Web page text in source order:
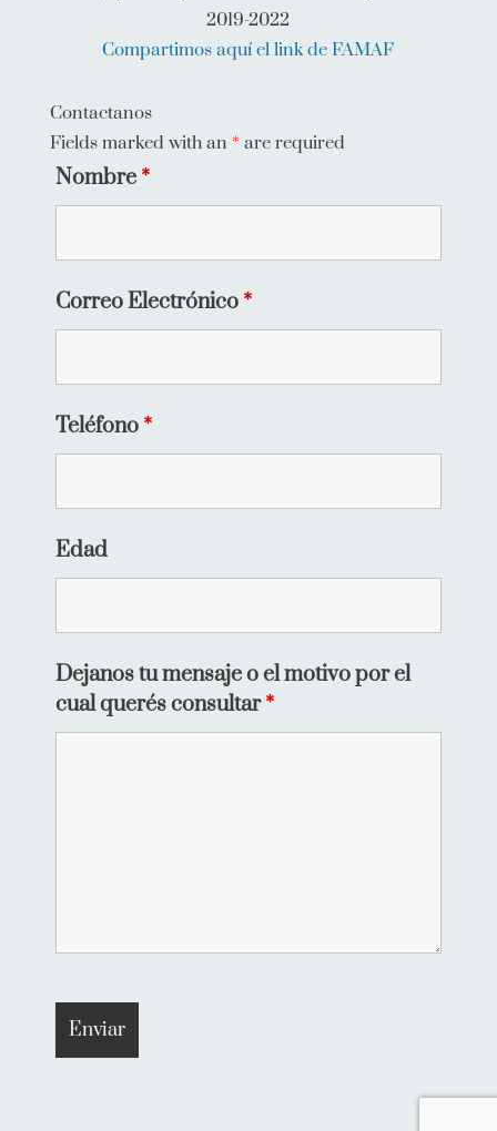
2019-2022
Compartimos aquí el link de FAMAF
Contactanos
Fields marked with an * are required
Nombre *
Correo Electrónico *
Teléfono *
Edad
Dejanos tu mensaje o el motivo por el
cual querés consultar*